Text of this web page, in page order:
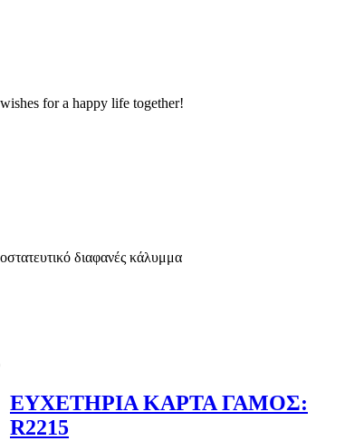
for a happy life together!
διαφανές κάλυμμα
ΕΥΧΕΤΗΡΙΑ ΚΑΡΤΑ ΓΑΜΟΣ:
R2215